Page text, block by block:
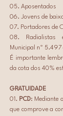
05. Aposentados
06. Jovens de
07. Portadores de
08. Radialistas
Municipal nº 5.497
É importante
da cota dos 40%
GRATUIDADE
01. PCD: Mediante
que comprove a